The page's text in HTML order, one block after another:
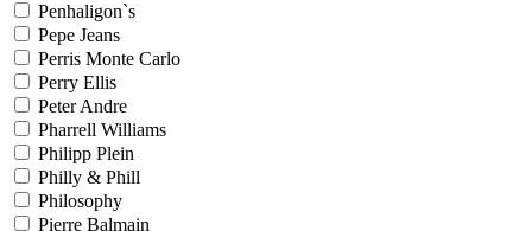
Penhaligon`s
Pepe Jeans
Perris Monte Carlo
Perry Ellis
Peter Andre
Pharrell Williams
Philipp Plein
Philly & Phill
Philosophy
Pierre Balmain